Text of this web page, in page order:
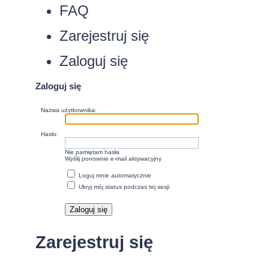
FAQ
Zarejestruj się
Zaloguj się
Zaloguj się
Nazwa użytkownika:
Hasło:
Nie pamiętam hasła
Wyślij ponownie e-mail aktywacyjny
Loguj mnie automatycznie
Ukryj mój status podczas tej sesji
Zarejestruj się